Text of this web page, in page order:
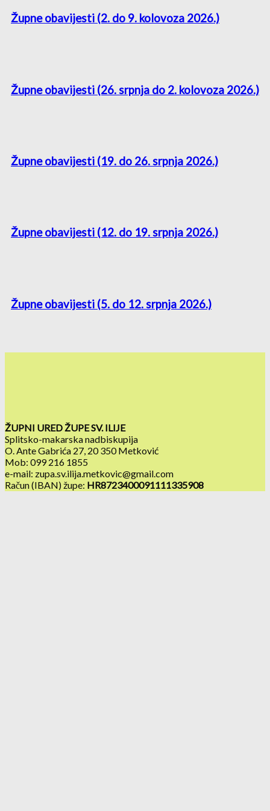
Župne obavijesti (2. do 9. kolovoza 2026.)
Župne obavijesti (26. srpnja do 2. kolovoza 2026.)
Župne obavijesti (19. do 26. srpnja 2026.)
Župne obavijesti (12. do 19. srpnja 2026.)
Župne obavijesti (5. do 12. srpnja 2026.)
ŽUPNI URED ŽUPE SV. ILIJE
Splitsko-makarska nadbiskupija
O. Ante Gabrića 27, 20 350 Metković
Mob: 099 216 1855
e-mail: zupa.sv.ilija.metkovic@gmail.com
Račun (IBAN) župe: HR8723400091111335908